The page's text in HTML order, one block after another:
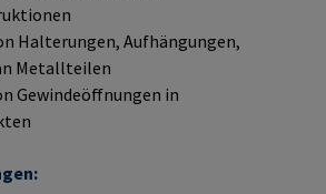
Halterungen, Aufhängungen,
Metallteilen
Gewindeöffnungen in